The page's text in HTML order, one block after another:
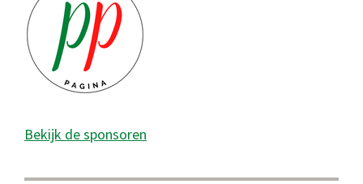
Bekijk de sponsoren